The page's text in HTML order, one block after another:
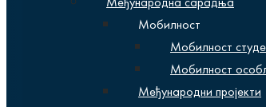
Мобилност
Мобилност
Мобилност
Међународни пројекти